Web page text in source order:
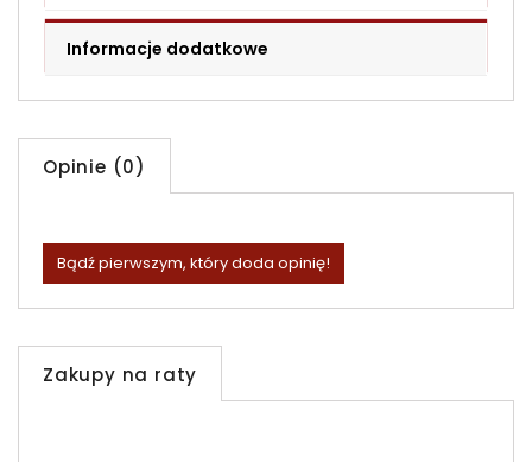
Informacje dodatkowe
Opinie (0)
Bądź pierwszym, który doda opinię!
Zakupy na raty